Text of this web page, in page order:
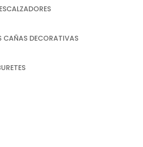
CAÑAS DECORATIVAS